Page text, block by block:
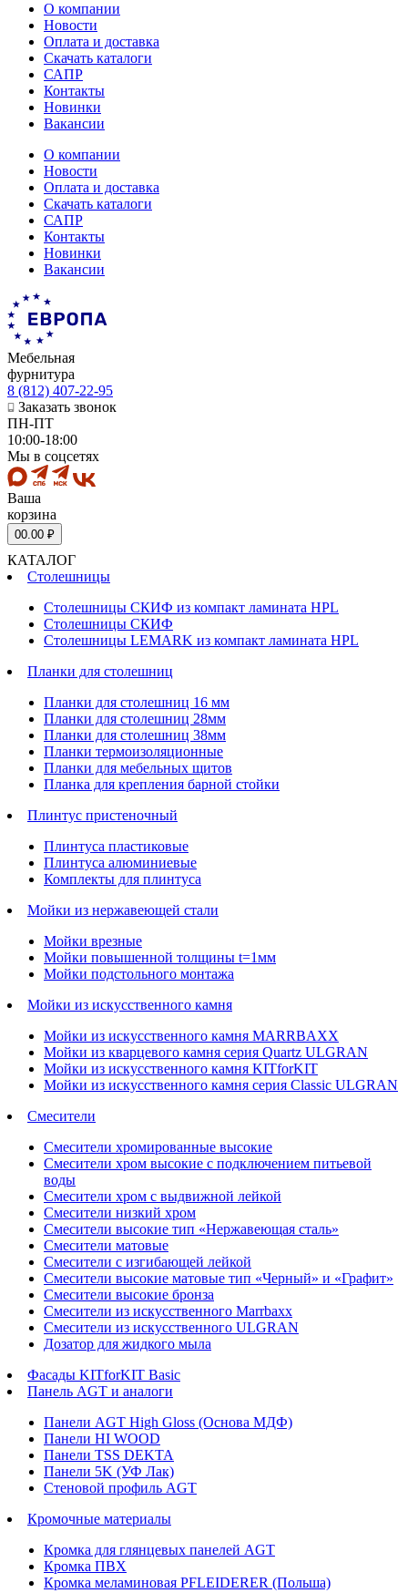
О компании
Новости
Оплата и доставка
Скачать каталоги
САПР
Контакты
Новинки
Вакансии
О компании
Новости
Оплата и доставка
Скачать каталоги
САПР
Контакты
Новинки
Вакансии
Мебельная
фурнитура
8 (812) 407-22-95
Заказать звонок
ПН-ПТ
10:00-18:00
Мы в соцсетях
Ваша
корзина
00.00 ₽
КАТАЛОГ
Столешницы
Столешницы СКИФ из компакт ламината HPL
Столешницы СКИФ
Столешницы LEMARK из компакт ламината HPL
Планки для столешниц
Планки для столешниц 16 мм
Планки для столешниц 28мм
Планки для столешниц 38мм
Планки термоизоляционные
Планки для мебельных щитов
Планка для крепления барной стойки
Плинтус пристеночный
Плинтуса пластиковые
Плинтуса алюминиевые
Комплекты для плинтуса
Мойки из нержавеющей стали
Мойки врезные
Мойки повышенной толщины t=1мм
Мойки подстольного монтажа
Мойки из искусственного камня
Мойки из искусственного камня MARRBAXX
Мойки из кварцевого камня серия Quartz ULGRAN
Мойки из искусственного камня KITforKIT
Мойки из искусственного камня серия Classic ULGRAN
Смесители
Смесители хромированные высокие
Смесители хром высокие с подключением питьевой
воды
Смесители хром с выдвижной лейкой
Смесители низкий хром
Смесители высокие тип «Нержавеющая сталь»
Смесители матовые
Смесители с изгибающей лейкой
Смесители высокие матовые тип «Черный» и «Графит»
Смесители высокие бронза
Смесители из искусственного Marrbaxx
Смесители из искусственного ULGRAN
Дозатор для жидкого мыла
Фасады KITforKIT Basic
Панель AGT и аналоги
Панели AGT High Gloss (Основа МДФ)
Панели HI WOOD
Панели TSS DEKTA
Панели 5K (УФ Лак)
Стеновой профиль AGT
Кромочные материалы
Кромка для глянцевых панелей AGT
Кромка ПВХ
Кромка меламиновая PFLEIDERER (Польша)